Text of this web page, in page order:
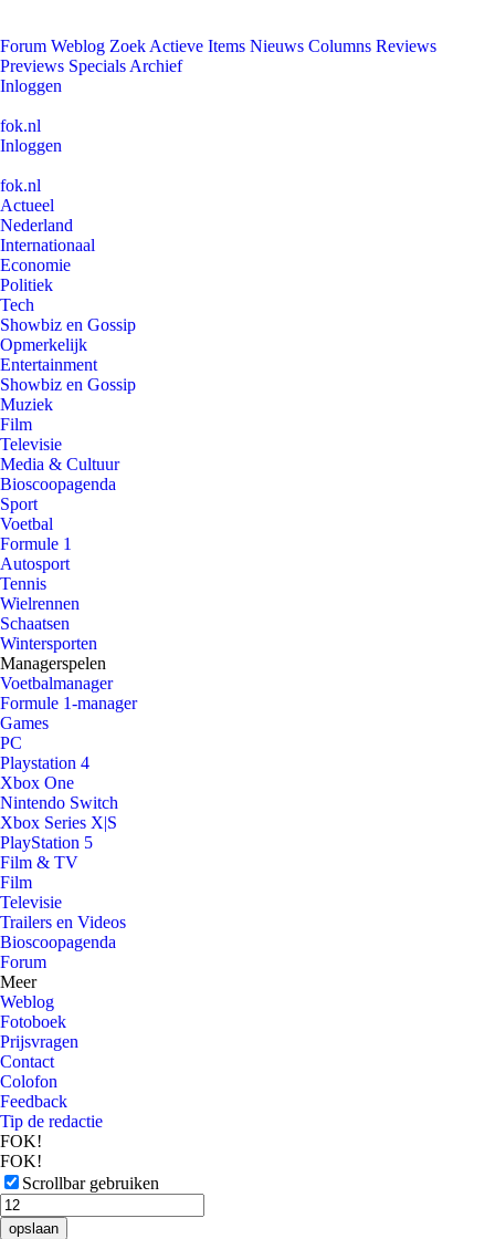
Forum Weblog Zoek Actieve Items Nieuws Columns Reviews
Previews Specials Archief
Inloggen
fok.nl
Inloggen
fok.nl
Actueel
Nederland
Internationaal
Economie
Politiek
Tech
Showbiz en Gossip
Opmerkelijk
Entertainment
Showbiz en Gossip
Muziek
Film
Televisie
Media & Cultuur
Bioscoopagenda
Sport
Voetbal
Formule 1
Autosport
Tennis
Wielrennen
Schaatsen
Wintersporten
Managerspelen
Voetbalmanager
Formule 1-manager
Games
PC
Playstation 4
Xbox One
Nintendo Switch
Xbox Series X|S
PlayStation 5
Film & TV
Film
Televisie
Trailers en Videos
Bioscoopagenda
Forum
Meer
Weblog
Fotoboek
Prijsvragen
Contact
Colofon
Feedback
Tip de redactie
FOK!
FOK!
Scrollbar gebruiken
opslaan